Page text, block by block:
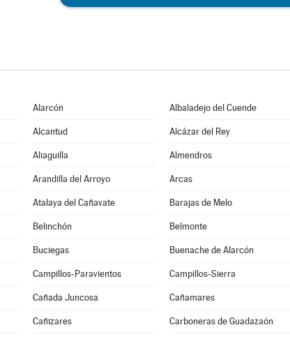
Alarcón Albaladejo del Cuende
Alcantud Alcázar del Rey
Aliaguilla Almendros
Arandilla del Arroyo Arcas
Atalaya del Cañavate Barajas de Melo
Belinchón Belmonte
Buciegas Buenache de Alarcón
Campillos-Paravientos Campillos-Sierra
Cañada Juncosa Cañamares
Cañizares Carboneras de Guadazaón